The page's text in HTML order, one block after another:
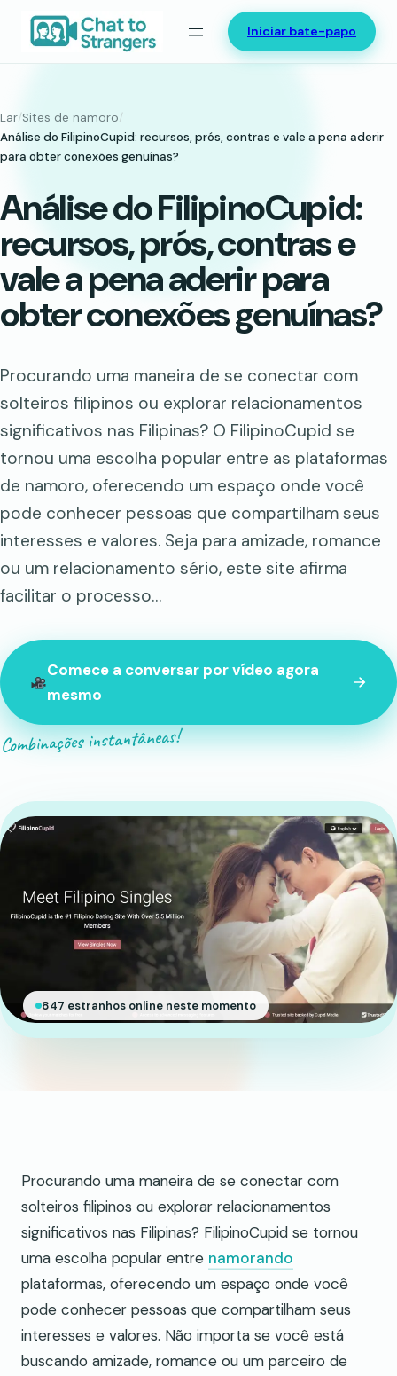
Saltar
Iniciar bate-papo
Lar/Sites de namoro/
Análise do FilipinoCupid: recursos, prós, contras e vale a pena aderir
para obter conexões genuínas?
Análise do FilipinoCupid:
recursos, prós, contras e
vale a pena aderir para
obter conexões genuínas?
Procurando uma maneira de se conectar com
solteiros filipinos ou explorar relacionamentos
significativos nas Filipinas? O FilipinoCupid se
tornou uma escolha popular entre as plataformas
de namoro, oferecendo um espaço onde você
pode conhecer pessoas que compartilham seus
interesses e valores. Seja para amizade, romance
ou um relacionamento sério, este site afirma
facilitar o processo…
Comece a conversar por vídeo agora
mesmo
Combinações instantâneas!
847 estranhos online neste momento
Procurando uma maneira de se conectar com
solteiros filipinos ou explorar relacionamentos
significativos nas Filipinas? FilipinoCupid se tornou
uma escolha popular entre namorando
plataformas, oferecendo um espaço onde você
pode conhecer pessoas que compartilham seus
interesses e valores. Não importa se você está
buscando amizade, romance ou um parceiro de